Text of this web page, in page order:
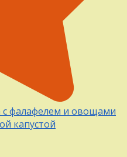
капустой